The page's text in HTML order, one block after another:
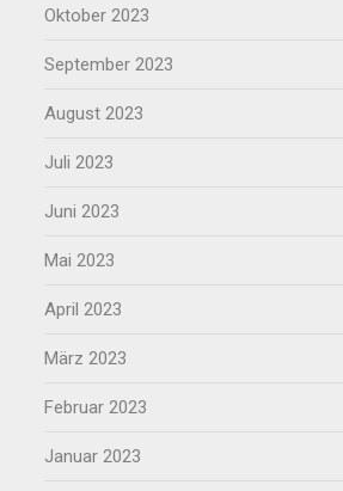
Oktober 2023
September 2023
August 2023
Juli 2023
Juni 2023
Mai 2023
April 2023
März 2023
Februar 2023
Januar 2023